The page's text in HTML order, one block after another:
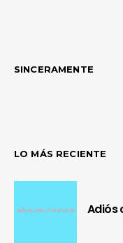
SINCERAMENTE
LO MÁS RECIENTE
Adiós